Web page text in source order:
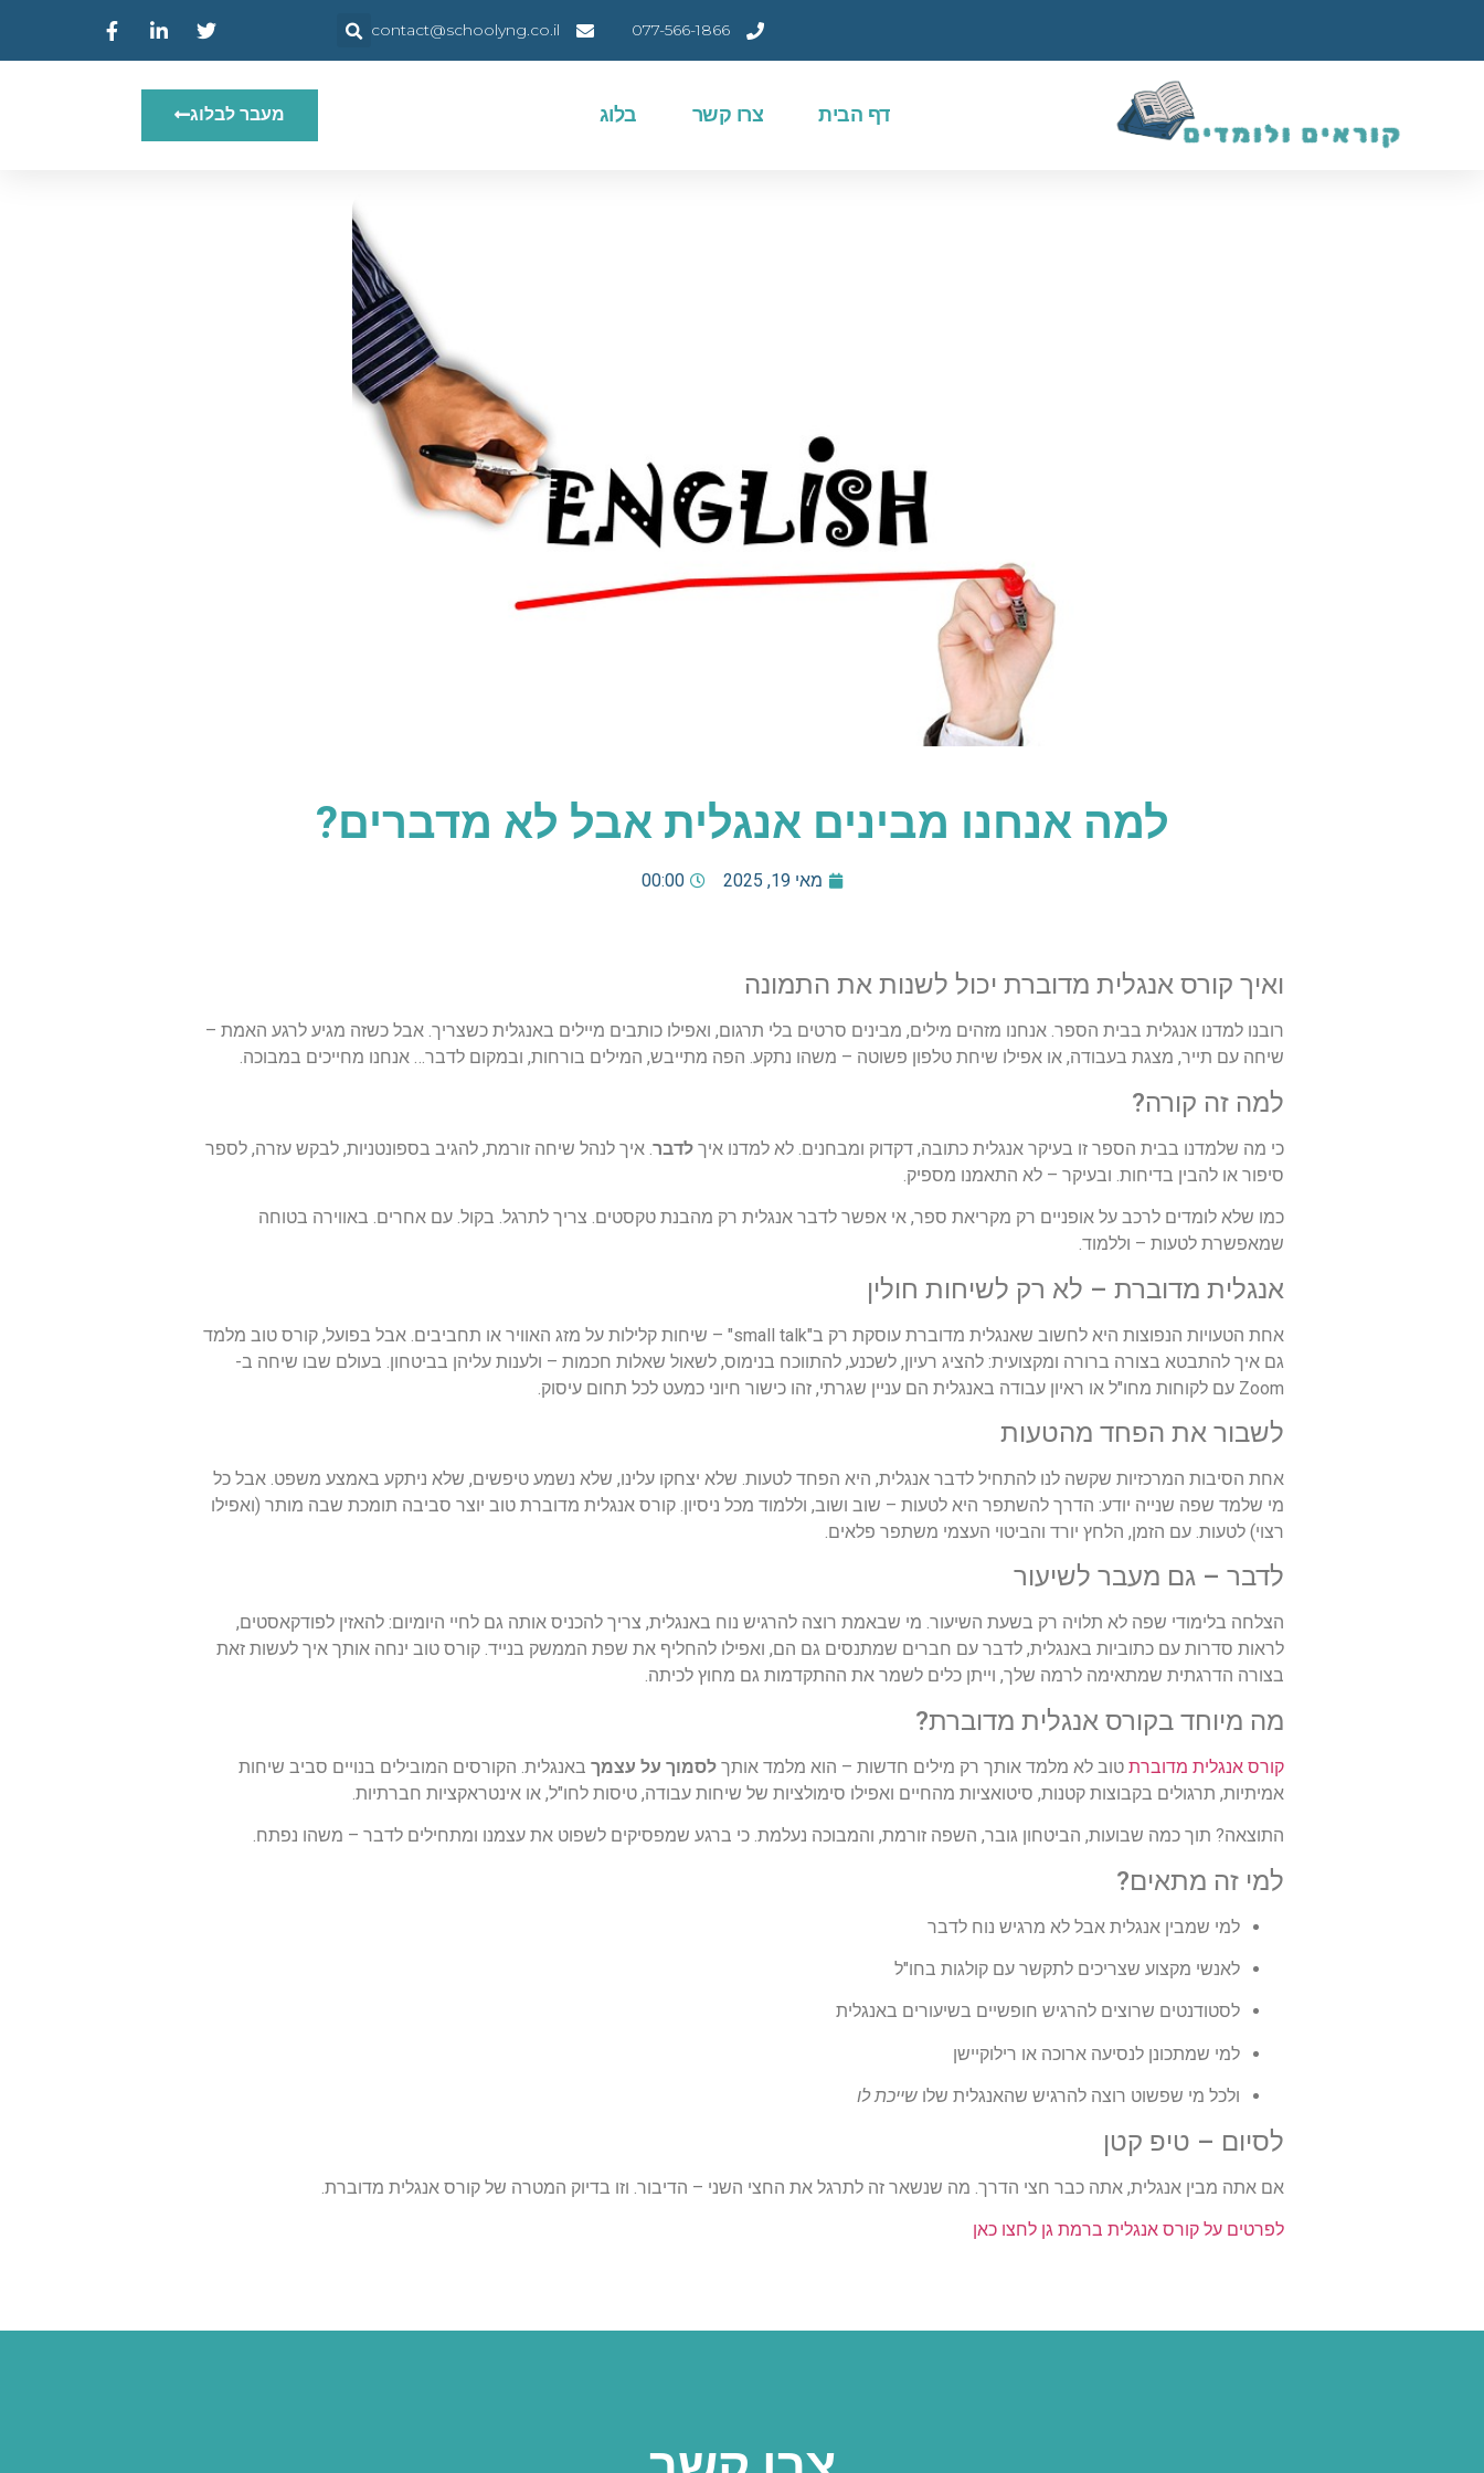
077-566-1866
contact@schoolyng.co.il
דף הבית צרו קשר בלוג מעבר לבלוג
למה אנחנו מבינים אנגלית אבל לא מדברים?
מאי 19, 2025 00:00
ואיך קורס אנגלית מדוברת יכול לשנות את התמונה
רובנו למדנו אנגלית בבית הספר. אנחנו מזהים מילים, מבינים סרטים בלי תרגום, ואפילו כותבים מיילים באנגלית כשצריך. אבל כשזה מגיע לרגע האמת –
שיחה עם תייר, מצגת בעבודה, או אפילו שיחת טלפון פשוטה – משהו נתקע. הפה מתייבש, המילים בורחות, ובמקום לדבר… אנחנו מחייכים במבוכה.
למה זה קורה?
כי מה שלמדנו בבית הספר זו בעיקר אנגלית כתובה, דקדוק ומבחנים. לא למדנו איך לדבר. איך לנהל שיחה זורמת, להגיב בספונטניות, לבקש עזרה, לספר
סיפור או להבין בדיחות. ובעיקר – לא התאמנו מספיק.
כמו שלא לומדים לרכב על אופניים רק מקריאת ספר, אי אפשר לדבר אנגלית רק מהבנת טקסטים. צריך לתרגל. בקול. עם אחרים. באווירה בטוחה
שמאפשרת לטעות – וללמוד.
אנגלית מדוברת – לא רק לשיחות חולין
אחת הטעויות הנפוצות היא לחשוב שאנגלית מדוברת עוסקת רק ב"small talk" – שיחות קלילות על מזג האוויר או תחביבים. אבל בפועל, קורס טוב מלמד
גם איך להתבטא בצורה ברורה ומקצועית: להציג רעיון, לשכנע, להתווכח בנימוס, לשאול שאלות חכמות – ולענות עליהן בביטחון. בעולם שבו שיחה ב-
Zoom עם לקוחות מחו"ל או ראיון עבודה באנגלית הם עניין שגרתי, זהו כישור חיוני כמעט לכל תחום עיסוק.
לשבור את הפחד מהטעות
אחת הסיבות המרכזיות שקשה לנו להתחיל לדבר אנגלית, היא הפחד לטעות. שלא יצחקו עלינו, שלא נשמע טיפשים, שלא ניתקע באמצע משפט. אבל כל
מי שלמד שפה שנייה יודע: הדרך להשתפר היא לטעות – שוב ושוב, וללמוד מכל ניסיון. קורס אנגלית מדוברת טוב יוצר סביבה תומכת שבה מותר (ואפילו
רצוי) לטעות. עם הזמן, הלחץ יורד והביטוי העצמי משתפר פלאים.
לדבר – גם מעבר לשיעור
הצלחה בלימודי שפה לא תלויה רק בשעת השיעור. מי שבאמת רוצה להרגיש נוח באנגלית, צריך להכניס אותה גם לחיי היומיום: להאזין לפודקאסטים,
לראות סדרות עם כתוביות באנגלית, לדבר עם חברים שמתנסים גם הם, ואפילו להחליף את שפת הממשק בנייד. קורס טוב ינחה אותך איך לעשות זאת
בצורה הדרגתית שמתאימה לרמה שלך, וייתן כלים לשמר את ההתקדמות גם מחוץ לכיתה.
מה מיוחד בקורס אנגלית מדוברת?
קורס אנגלית מדוברת טוב לא מלמד אותך רק מילים חדשות – הוא מלמד אותך לסמוך על עצמך באנגלית. הקורסים המובילים בנויים סביב שיחות
אמיתיות, תרגולים בקבוצות קטנות, סיטואציות מהחיים ואפילו סימולציות של שיחות עבודה, טיסות לחו"ל, או אינטראקציות חברתיות.
התוצאה? תוך כמה שבועות, הביטחון גובר, השפה זורמת, והמבוכה נעלמת. כי ברגע שמפסיקים לשפוט את עצמנו ומתחילים לדבר – משהו נפתח.
למי זה מתאים?
למי שמבין אנגלית אבל לא מרגיש נוח לדבר
לאנשי מקצוע שצריכים לתקשר עם קולגות בחו"ל
לסטודנטים שרוצים להרגיש חופשיים בשיעורים באנגלית
למי שמתכונן לנסיעה ארוכה או רילוקיישן
ולכל מי שפשוט רוצה להרגיש שהאנגלית שלו שייכת לו
לסיום – טיפ קטן
אם אתה מבין אנגלית, אתה כבר חצי הדרך. מה שנשאר זה לתרגל את החצי השני – הדיבור. וזו בדיוק המטרה של קורס אנגלית מדוברת.
לפרטים על קורס אנגלית ברמת גן לחצו כאן